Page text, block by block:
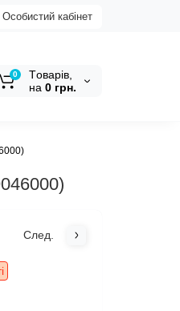
Особистий кабінет
0
Tоварів,
на 0 грн.
След.